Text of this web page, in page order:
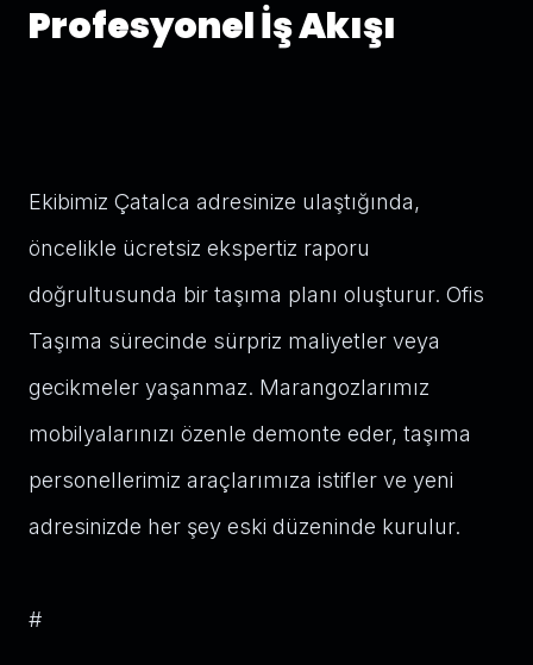
Profesyonel İş Akışı
Ekibimiz Çatalca adresinize ulaştığında,
öncelikle ücretsiz ekspertiz raporu
doğrultusunda bir taşıma planı oluşturur. Ofis
Taşıma sürecinde sürpriz maliyetler veya
gecikmeler yaşanmaz. Marangozlarımız
mobilyalarınızı özenle demonte eder, taşıma
personellerimiz araçlarımıza istifler ve yeni
adresinizde her şey eski düzeninde kurulur.
#